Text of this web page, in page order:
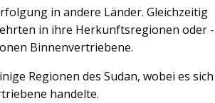
in andere Länder. Gleichzeitig
in ihre Herkunftsregionen oder -
Binnenvertriebene.
Regionen des Sudan, wobei es sich
handelte.